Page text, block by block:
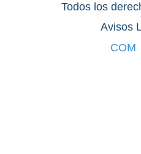
Todos los
Avisos